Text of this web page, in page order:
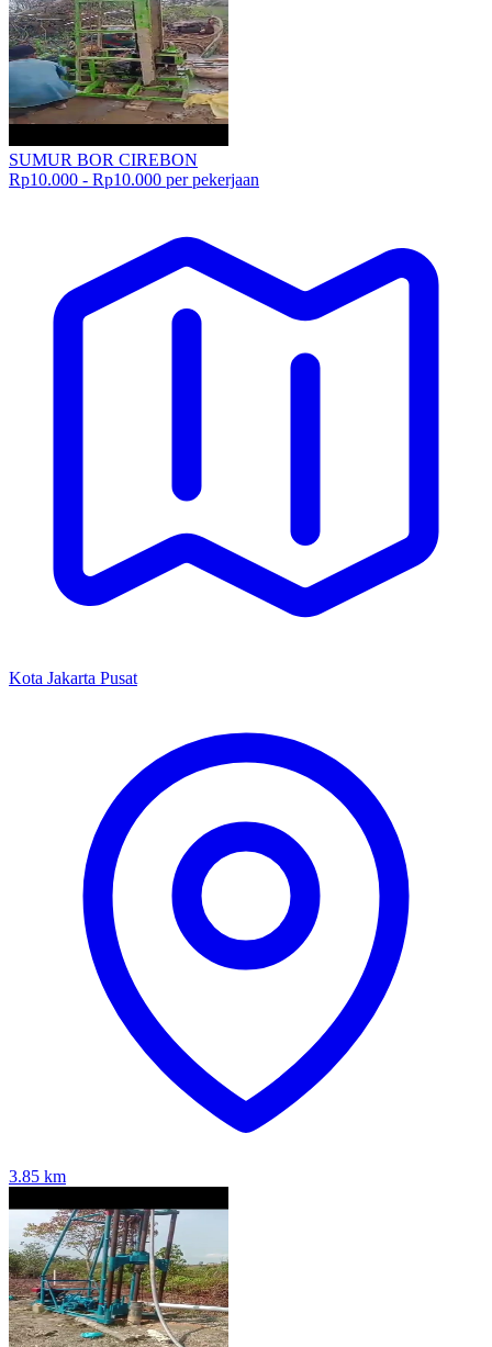
SUMUR BOR CIREBON
Rp10.000 - Rp10.000 per pekerjaan
Kota Jakarta Pusat
3.85 km